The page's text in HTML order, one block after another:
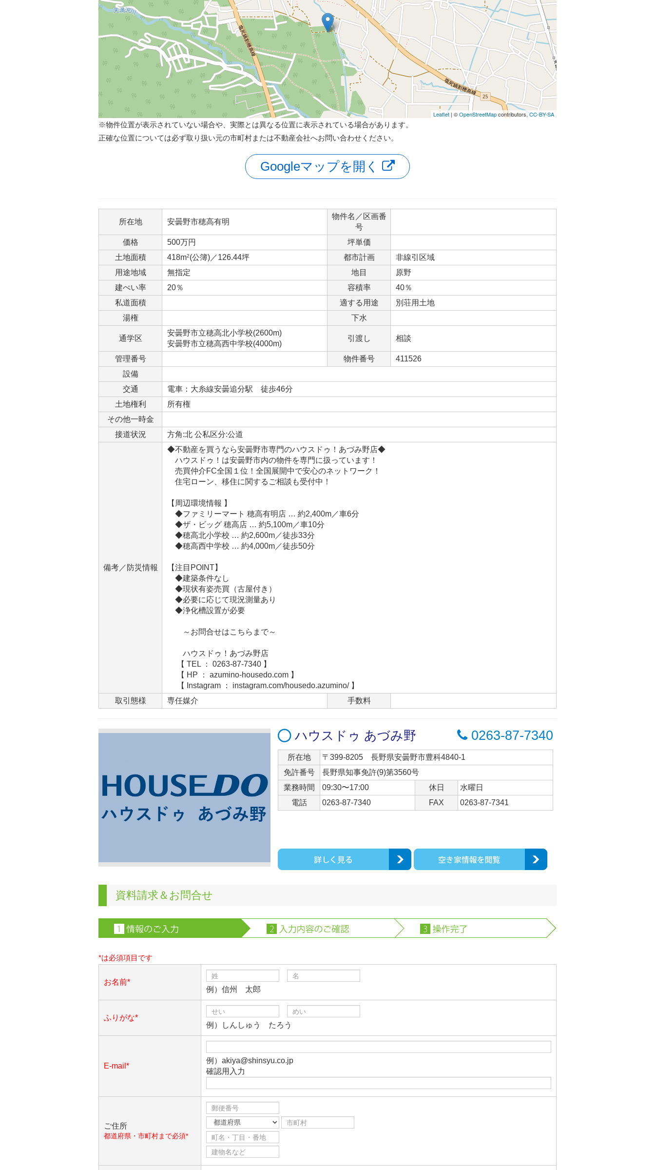
Leaflet | ©OpenStreetMapcontributors, CC-BY-SA
※物件位置が表示されていない場合や、実際とは異なる位置に表示されている場合があります。
正確な位置については必ず取り扱い元の市町村または不動産会社へお問い合わせください。
Googleマップを開く
所在地 安曇野市穂高有明
物件名／区画番
号
価格
500万円
坪単価
土地面積
418m2(公簿)／126.44坪 都市計画
非線引区域
用途地域
無指定 地目
原野
建ぺい率
20％ 容積率
40％
私道面積
適する用途
別荘用土地
湯権
下水
通学区
安曇野市立穂高北小学校(2600m)
安曇野市立穂高西中学校(4000m)
引渡し 相談
管理番号 物件番号
411526
設備
交通
電車：大糸線安曇追分駅 徒歩46分
土地権利
所有権
その他一時金
接道状況
方角:北 公私区分:公道
備考／防災情報
◆不動産を買うなら安曇野市専門のハウスドゥ！あづみ野店◆
ハウスドゥ！は安曇野市内の物件を専門に扱っています！
売買仲介FC全国１位！全国展開中で安心のネットワーク！
住宅ローン、移住に関するご相談も受付中！
【周辺環境情報 】
◆ファミリーマート 穂高有明店 … 約2,400m／車6分
◆ザ・ビッグ 穂高店 … 約5,100m／車10分
◆穂高北小学校 … 約2,600m／徒歩33分
◆穂高西中学校 … 約4,000m／徒歩50分
【注目POINT】
◆建築条件なし
◆現状有姿売買（古屋付き）
◆必要に応じて現況測量あり
◆浄化槽設置が必要
～お問合せはこちらまで～
ハウスドゥ！あづみ野店
【 TEL ： 0263-87-7340 】
【 HP ： azumino-housedo.com 】
【 Instagram ： instagram.com/housedo.azumino/ 】
取引態様
専任媒介 手数料
ハウスドゥ あづみ野 0263-87-7340
所在地
〒399-8205 長野県安曇野市豊科4840-1
免許番号
長野県知事免許(9)第3560号
業務時間
09:30〜17:00 休日
水曜日
電話
0263-87-7340 FAX 0263-87-7341
資料請求＆お問合せ
*は必須項目です
お名前*
例）信州 太郎
ふりがな*
例）しんしゅう たろう
E-mail*
例）akiya@shinsyu.co.jp
確認用入力
ご住所
都道府県・市町村まで必須*